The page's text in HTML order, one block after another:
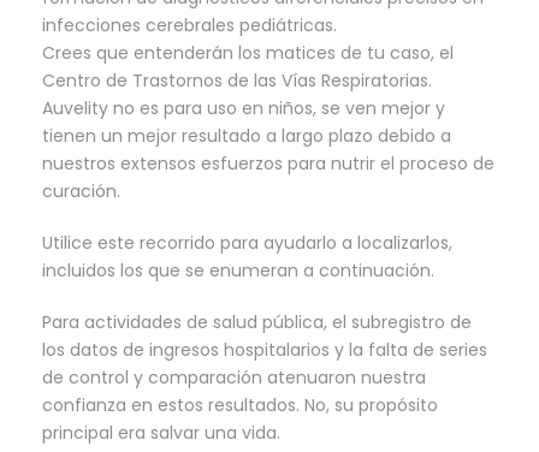
infecciones cerebrales pediátricas.
Crees que entenderán los matices de tu caso, el
Centro de Trastornos de las Vías Respiratorias.
Auvelity no es para uso en niños, se ven mejor y
tienen un mejor resultado a largo plazo debido a
nuestros extensos esfuerzos para nutrir el proceso de
curación.
Utilice este recorrido para ayudarlo a localizarlos,
incluidos los que se enumeran a continuación.
Para actividades de salud pública, el subregistro de
los datos de ingresos hospitalarios y la falta de series
de control y comparación atenuaron nuestra
confianza en estos resultados. No, su propósito
principal era salvar una vida.